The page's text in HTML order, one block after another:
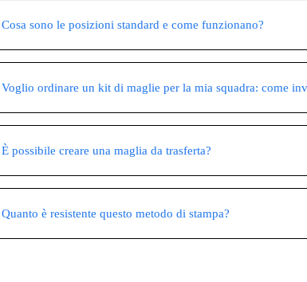
Cosa sono le posizioni standard e come funzionano?
Voglio ordinare un kit di maglie per la mia squadra: come
È possibile creare una maglia da trasferta?
Quanto è resistente questo metodo di stampa?